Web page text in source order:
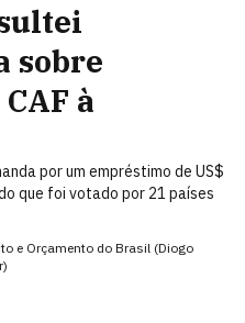
sobre
à
por um empréstimo de US$
que foi votado por 21 países
e Orçamento do Brasil (Diogo